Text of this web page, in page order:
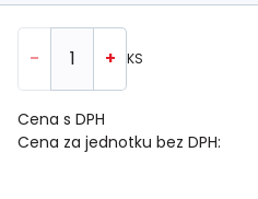
- + KS
Cena za jednotku bez DPH:
Cena s DPH